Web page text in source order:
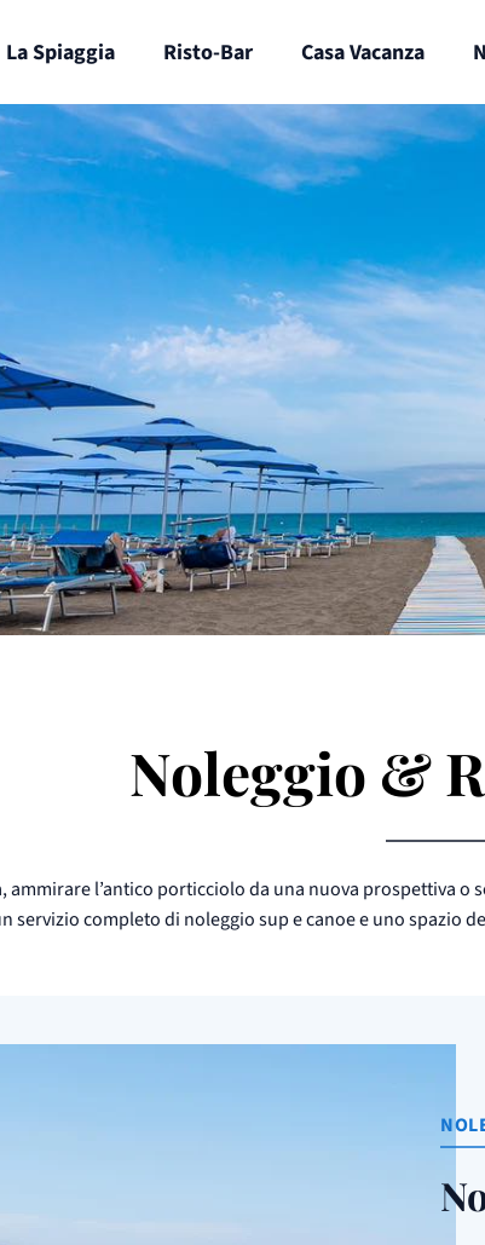
La Spiaggia Risto-Bar Casa Vacanza
Noleggio &
ammirare l’antico porticciolo da una nuova prospettiva
servizio completo di noleggio sup e canoe e uno spazio